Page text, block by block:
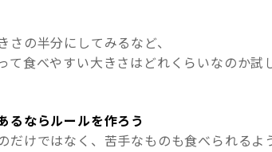
さの半分にしてみるなど、
て食べやすい大きさはどれくらいなのか試
ならルールを作ろう
だけではなく、苦手なものも食べられるよ